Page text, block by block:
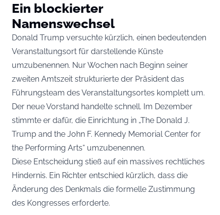
Ein blockierter
Namenswechsel
Donald Trump versuchte kürzlich, einen bedeutenden
Veranstaltungsort für darstellende Künste
umzubenennen. Nur Wochen nach Beginn seiner
zweiten Amtszeit strukturierte der Präsident das
Führungsteam des Veranstaltungsortes komplett um.
Der neue Vorstand handelte schnell. Im Dezember
stimmte er dafür, die Einrichtung in „The Donald J.
Trump and the John F. Kennedy Memorial Center for
the Performing Arts“ umzubenennen.
Diese Entscheidung stieß auf ein massives rechtliches
Hindernis. Ein Richter entschied kürzlich, dass die
Änderung des Denkmals die formelle Zustimmung
des Kongresses erforderte.